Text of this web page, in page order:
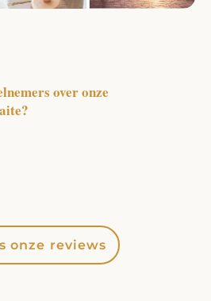
over onze
onze reviews